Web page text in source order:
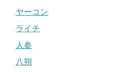
ヤーコン
ライチ
人参
八朔